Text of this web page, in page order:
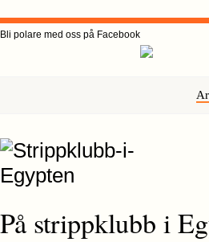
Bli polare med oss på Facebook
På strippklubb i